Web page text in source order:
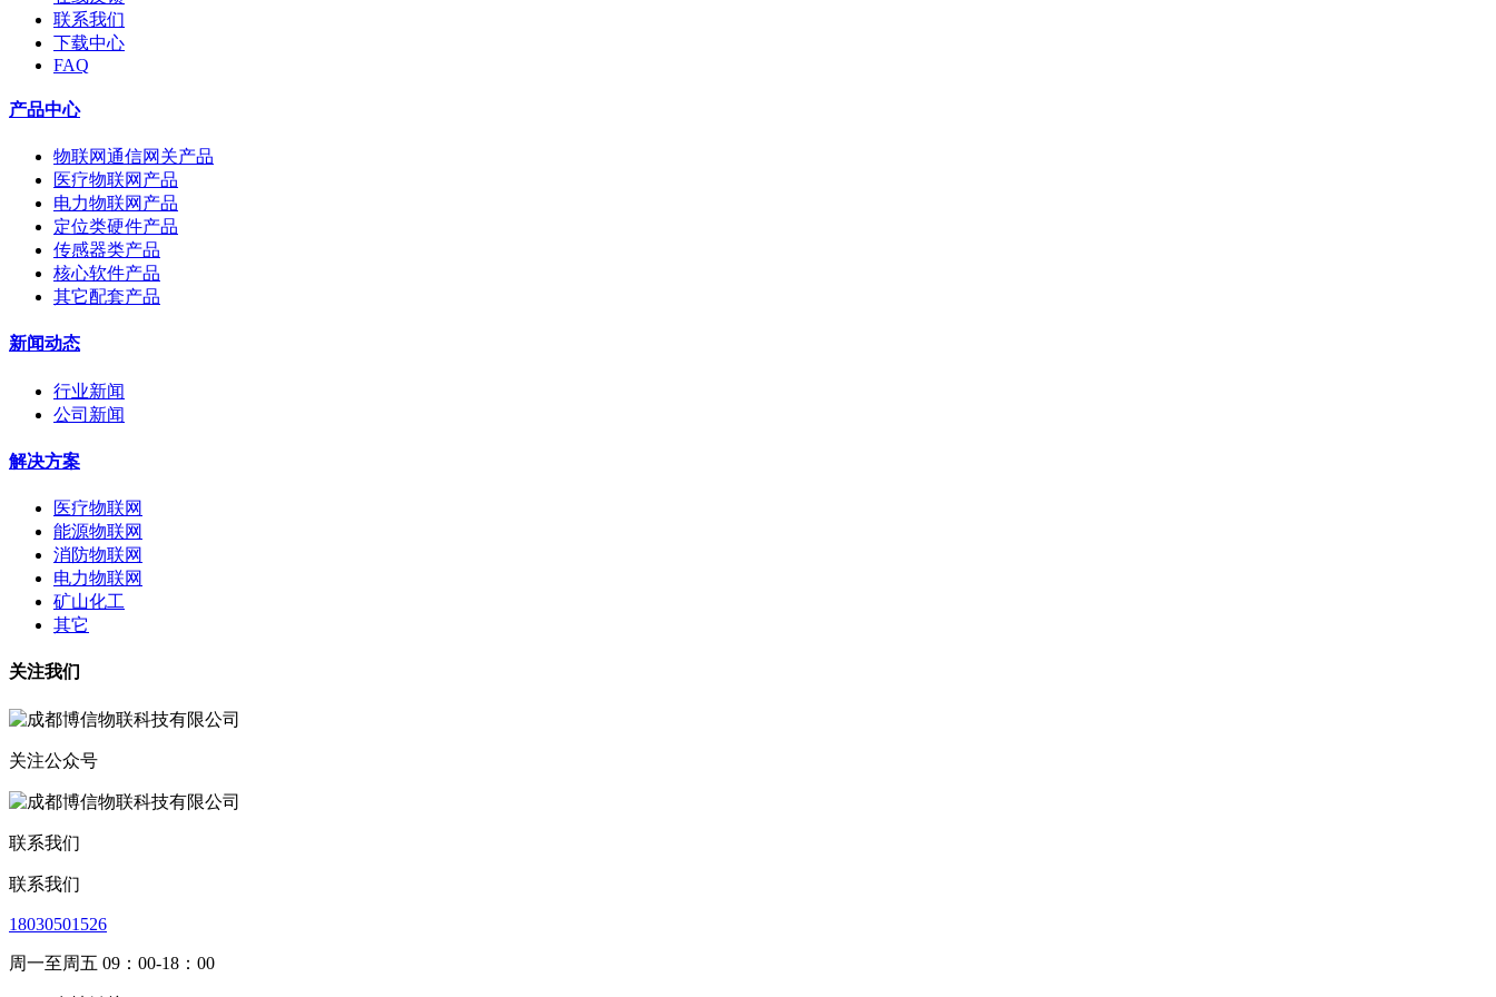
联系我们
下载中心
FAQ
产品中心
物联网通信网关产品
医疗物联网产品
电力物联网产品
定位类硬件产品
传感器类产品
核心软件产品
其它配套产品
新闻动态
行业新闻
公司新闻
解决方案
医疗物联网
能源物联网
消防物联网
电力物联网
矿山化工
其它
关注我们
关注公众号
联系我们
联系我们
18030501526
周一至周五 09：00-18：00